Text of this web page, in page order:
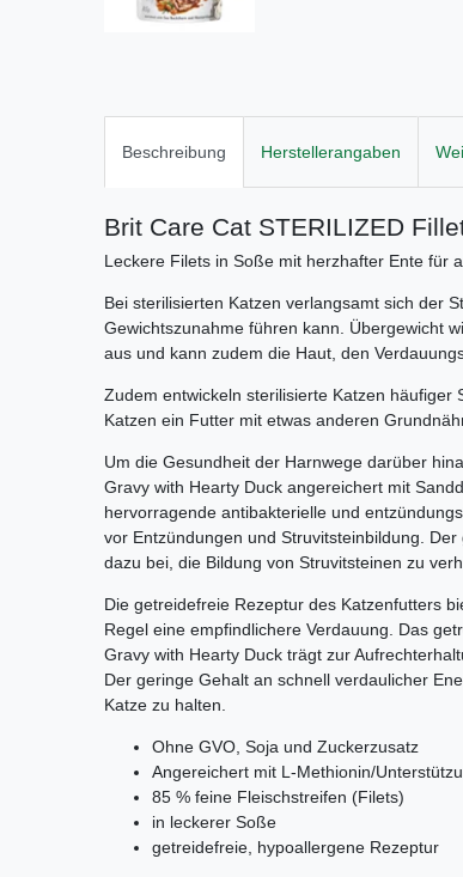
Beschreibung Herstellerangaben
Brit Care Cat STERILIZED
Leckere Filets in Soße mit herzhafter Ente für
Bei sterilisierten Katzen verlangsamt sich der
Gewichtszunahme führen kann. Übergewicht
aus und kann zudem die Haut, den
Zudem entwickeln sterilisierte Katzen häufiger
Katzen ein Futter mit etwas anderen
Um die Gesundheit der Harnwege darüber
Gravy with Hearty Duck angereichert mit
hervorragende antibakterielle und
vor Entzündungen und Struvitsteinbildung.
dazu bei, die Bildung von Struvitsteinen zu
Die getreidefreie Rezeptur des Katzenfutters
Regel eine empfindlichere Verdauung. Das
Gravy with Hearty Duck trägt zur
Der geringe Gehalt an schnell verdaulicher
Katze zu halten.
Ohne GVO, Soja und Zuckerzusatz
Angereichert mit L-Methionin/
85 % feine Fleischstreifen (Filets)
in leckerer Soße
getreidefreie, hypoallergene Rezeptur